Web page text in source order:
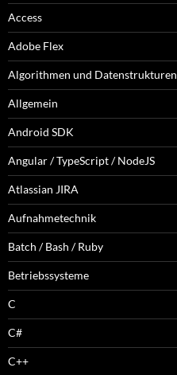
Access
Adobe Flex
Algorithmen und Datenstrukturen
Allgemein
Android SDK
Angular / TypeScript / NodeJS
Atlassian JIRA
Aufnahmetechnik
Batch / Bash / Ruby
Betriebssysteme
C
C#
C++